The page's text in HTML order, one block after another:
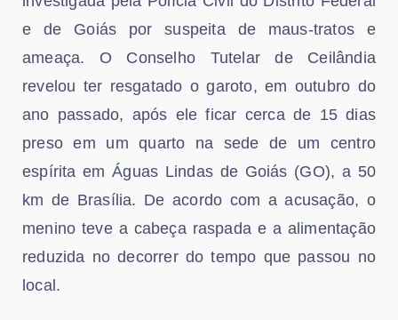
e de Goiás por suspeita de maus-tratos e
ameaça. O Conselho Tutelar de Ceilândia
revelou ter resgatado o garoto, em outubro do
ano passado, após ele ficar cerca de 15 dias
preso em um quarto na sede de um centro
espírita em Águas Lindas de Goiás (GO), a 50
km de Brasília. De acordo com a acusação, o
menino teve a cabeça raspada e a alimentação
reduzida no decorrer do tempo que passou no
local.